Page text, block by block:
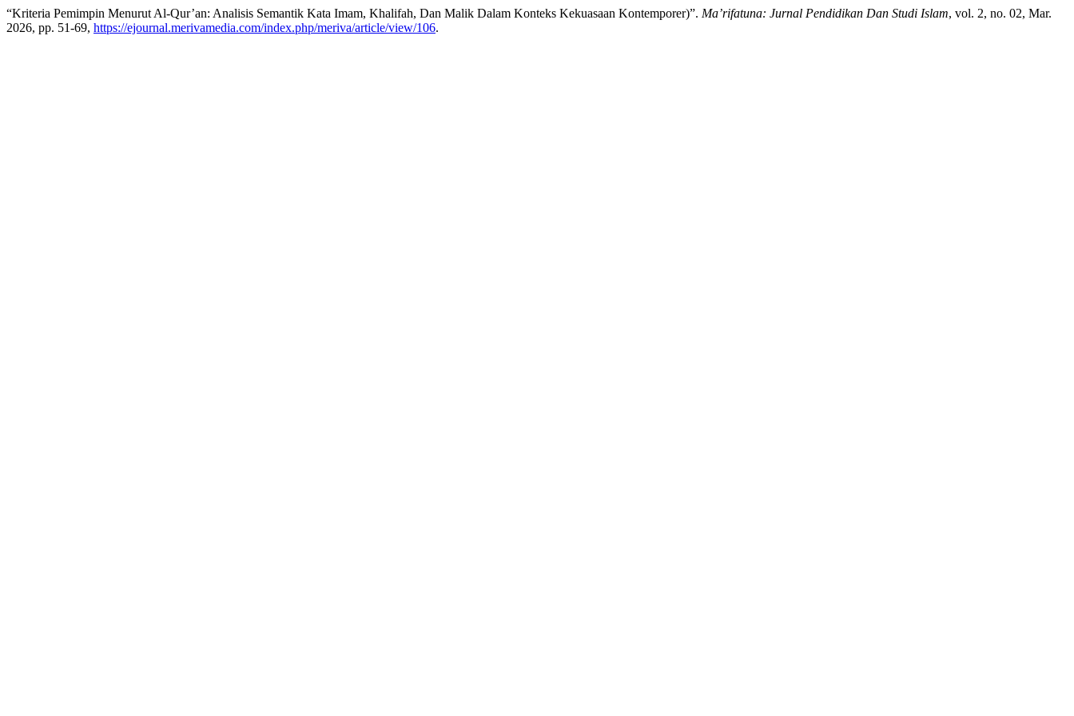
“Kriteria Pemimpin Menurut Al-Qur’an: Analisis Semantik Kata Imam, Khalifah, Dan Malik Dalam Konteks Kekuasaan Kontemporer)”. Ma’rifatuna: Jurnal Pendidikan Dan Studi Islam, vol. 2, no. 02, Mar.
2026, pp. 51-69, https://ejournal.merivamedia.com/index.php/meriva/article/view/106.